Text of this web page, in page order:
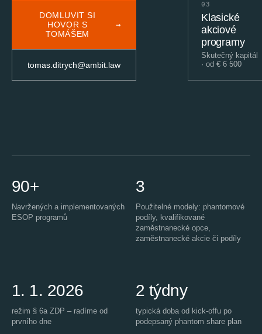
DOMLUVIT SI
HOVOR S
TOMÁŠEM
→
tomas.ditrych@ambit.law
03
Klasické
akciové
programy
Skutečný kapitál
· od € 6 500
90+
Navržených a implementovaných
ESOP programů
3
Použitelné modely: phantomové
podíly, kvalifikované
zaměstnanecké opce,
zaměstnanecké akcie či podíly
1. 1. 2026
režim § 6a ZDP – radíme od
prvního dne
2 týdny
typická doba od kick-offu po
podepsaný phantom share plan